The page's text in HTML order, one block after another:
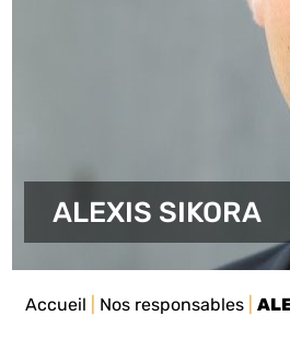
ALEXIS SIKORA
Accueil Nos responsables |